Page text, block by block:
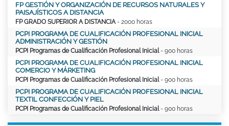
FP GESTIÓN Y ORGANIZACIÓN DE RECURSOS NATURALES Y
PAISAJÍSTICOS A DISTANCIA
FP GRADO SUPERIOR A DISTANCIA - 2000 horas
PCPI PROGRAMA DE CUALIFICACIÓN PROFESIONAL INICIAL
ADMINISTRACIÓN Y GESTIÓN
PCPI Programas de Cualificación Profesional Inicial- 900 horas
PCPI PROGRAMA DE CUALIFICACIÓN PROFESIONAL INICIAL
COMERCIO Y MÁRKETING
PCPI Programas de Cualificación Profesional Inicial- 900 horas
PCPI PROGRAMA DE CUALIFICACIÓN PROFESIONAL INICIAL
TEXTIL CONFECCIÓN Y PIEL
PCPI Programas de Cualificación Profesional Inicial- 900 horas